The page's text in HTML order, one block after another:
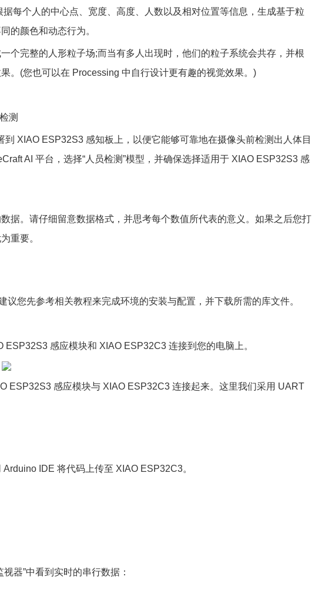
每个人的中心点、宽度、高度、人数以及相对位置等信息，生成基于粒
的颜色和动态行为。
个完整的人形粒子场;而当有多人出现时，他们的粒子系统会共存，并根
。(您也可以在 Processing 中自行设计更有趣的视觉效果。)
测
XIAO ESP32S3 感知板上，以便它能够可靠地在摄像头前检测出人体目
AI 平台，选择“人员检测”模型，并确保选择适用于 XIAO ESP32S3 感
据。请仔细留意数据格式，并思考每个数值所代表的意义。如果之后您打
重要。
议您先参考相关教程来完成环境的安装与配置，并下载所需的库文件。
感应模块和 XIAO ESP32C3 连接到您的电脑上。
ESP32S3 感应模块与 XIAO ESP32C3 连接起来。这里我们采用 UART
IDE 将代码上传至 XIAO ESP32C3。
器”中看到实时的串行数据：